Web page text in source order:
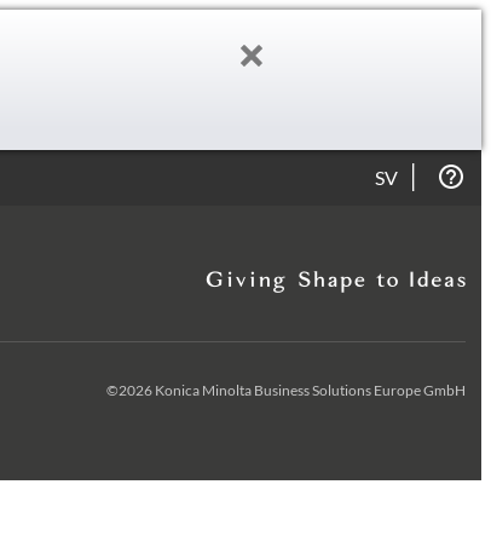
SV
©2026 Konica Minolta Business Solutions Europe GmbH